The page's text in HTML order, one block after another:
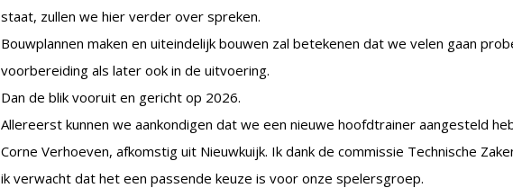
staat, zullen we hier verder over spreken.
Bouwplannen maken en uiteindelijk bouwen zal betekenen dat we velen gaan
voorbereiding als later ook in de uitvoering.
Dan de blik vooruit en gericht op 2026.
Allereerst kunnen we aankondigen dat we een nieuwe hoofdtrainer aangesteld
Corne Verhoeven, afkomstig uit Nieuwkuijk. Ik dank de commissie Technische
ik verwacht dat het een passende keuze is voor onze spelersgroep.